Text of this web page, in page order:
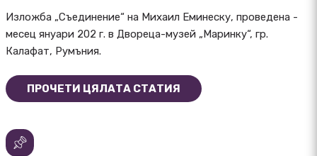
Изложба „Съединение“ на Михаил Еминеску, проведена -
месец януари 202 г. в Двореца-музей „Маринку“, гр.
Калафат, Румъния.
ПРОЧЕТИ ЦЯЛАТА СТАТИЯ